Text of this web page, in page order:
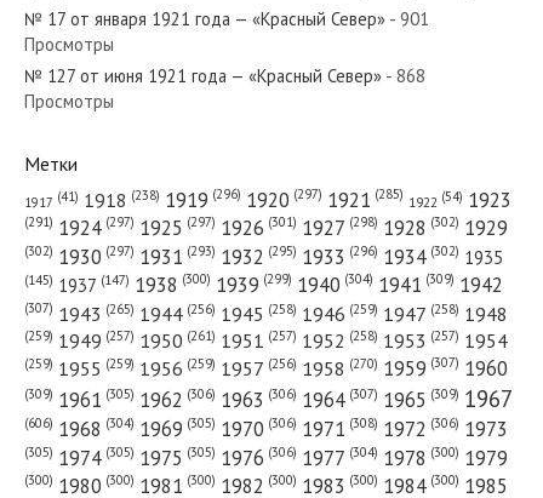
№ 221 от сентября 1931 года — «Красный Север»
№ 73 от марта 1928 года — «Красный Север»
№ 17 от января 1967 года — «Красный Север»
№ 17 от января 1921 года — «Красный Север» - 901
Просмотры
№ 127 от июня 1921 года — «Красный Север» - 868
Просмотры
Метки
1917 (41) 1918 (238) 1919 (296) 1920 (297) 1921 (285) 1922 (54) 1923
(291) 1924 (297) 1925 (297) 1926 (301) 1927 (298) 1928 (302) 1929
(302) 1930 (297) 1931 (293) 1932 (295) 1933 (296) 1934 (302) 1935
(145) 1937 (147) 1938 (300) 1939 (299) 1940 (304) 1941 (309) 1942
(307) 1943 (265) 1944 (256) 1945 (258) 1946 (259) 1947 (258) 1948
(259) 1949 (257) 1950 (261) 1951 (257) 1952 (258) 1953 (257) 1954
(259) 1955 (259) 1956 (259) 1957 (256) 1958 (270) 1959 (307) 1960
(309) 1961 (305) 1962 (306) 1963 (306) 1964 (307) 1965 (309) 1967
(606) 1968 (304) 1969 (305) 1970 (306) 1971 (308) 1972 (306) 1973
(305) 1974 (305) 1975 (305) 1976 (306) 1977 (304) 1978 (300) 1979
(300) 1980 (300) 1981 (300) 1982 (300) 1983 (300) 1984 (300) 1985